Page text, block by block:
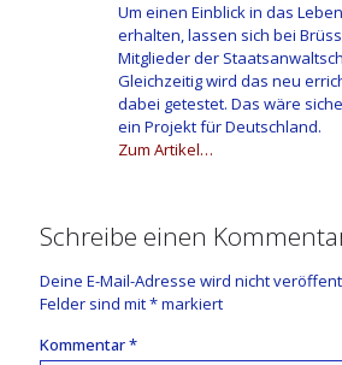
Um einen Einblick in das
erhalten, lassen sich bei
Mitglieder der
Gleichzeitig wird das neu
dabei getestet. Das wäre
ein Projekt für Deutschland.
Zum Artikel…
Schreibe einen
Deine E-Mail-Adresse wird nicht
Felder sind mit*markiert
Kommentar*